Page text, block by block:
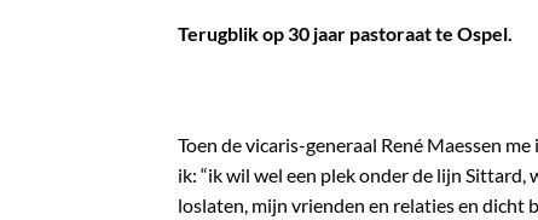
Terugblik op 30 jaar pastoraat te Ospel.
Toen de vicaris-generaal René Maessen
ik: “ik wil wel een plek onder de lijn
loslaten, mijn vrienden en relaties en dicht